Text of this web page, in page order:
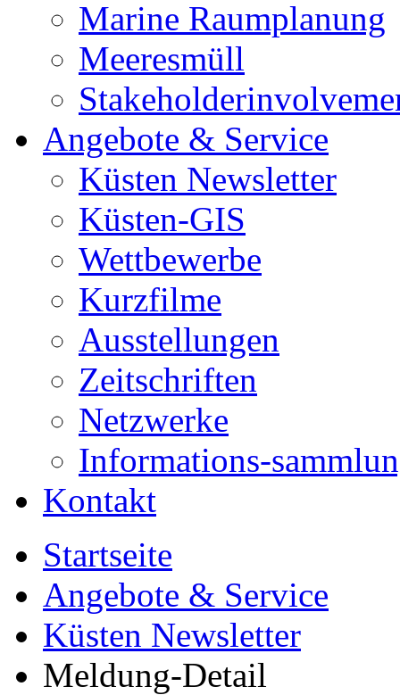
Marine Raumplanung
Meeresmüll
Angebote & Service
Küsten Newsletter
Küsten-GIS
Wettbewerbe
Kurzfilme
Ausstellungen
Zeitschriften
Netzwerke
Informations-
Kontakt
Startseite
Angebote & Service
Küsten Newsletter
Meldung-Detail